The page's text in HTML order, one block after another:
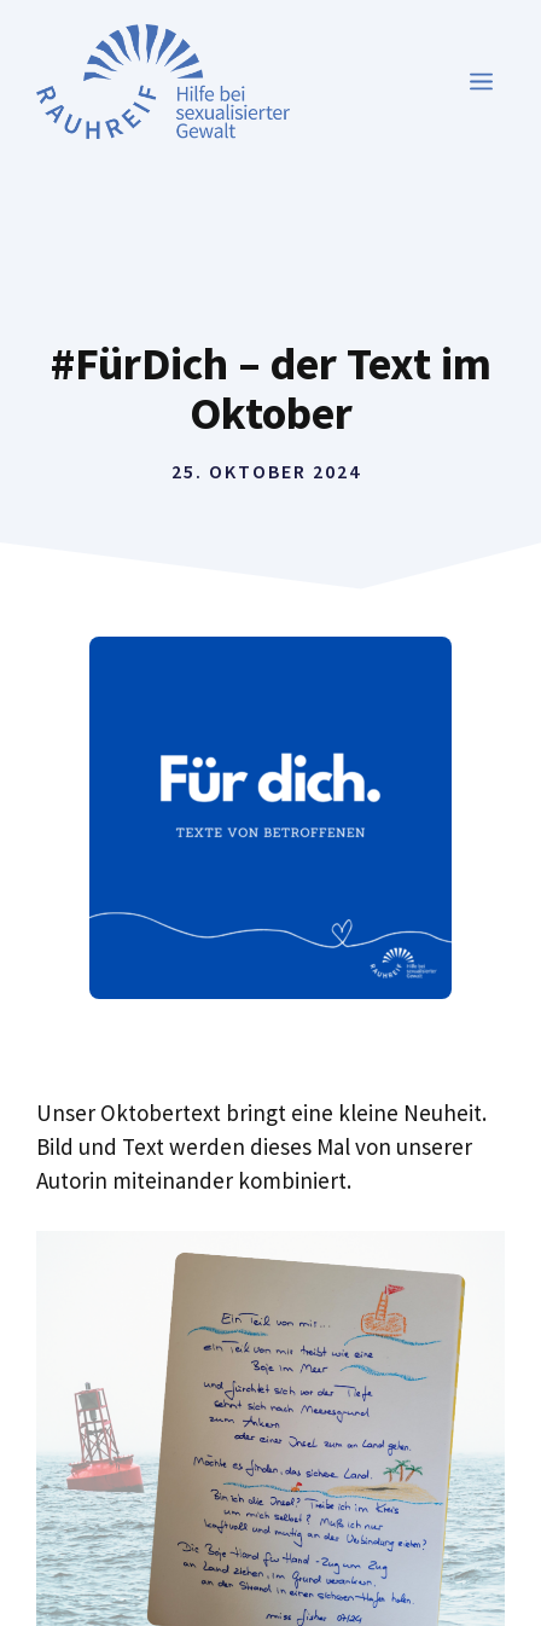
springen
#FürDich – der Text im
Oktober
25. OKTOBER 2024
Unser Oktobertext bringt eine kleine Neuheit.
Bild und Text werden dieses Mal von unserer
Autorin miteinander kombiniert.